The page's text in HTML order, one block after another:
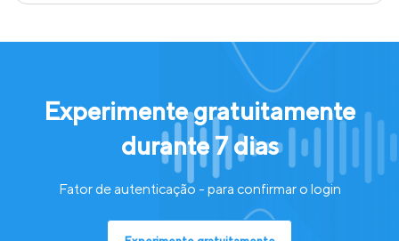
Experimente gratuitamente
durante 7 dias
Fator de autenticação - para confirmar o login